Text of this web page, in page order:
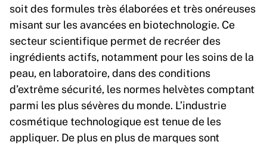
soit des formules très élaborées et très onéreuses
misant sur les avancées en biotechnologie. Ce
secteur scientifique permet de recréer des
ingrédients actifs, notamment pour les soins de la
peau, en laboratoire, dans des conditions
d’extrême sécurité, les normes helvètes comptant
parmi les plus sévères du monde. L’industrie
cosmétique technologique est tenue de les
appliquer. De plus en plus de marques sont